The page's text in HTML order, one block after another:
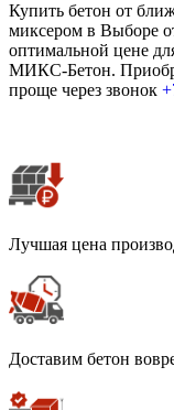
Купить бетон от
миксером в Выборе
оптимальной цене
МИКС-Бетон.
проще через звонок
Лучшая цена
Доставим бетон